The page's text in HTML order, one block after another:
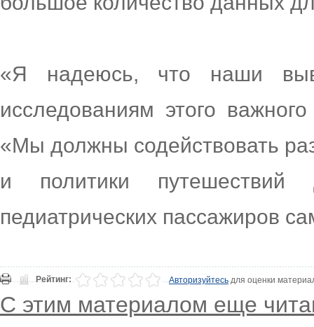
«Я надеюсь, что наши
исследованиям этого
«Мы должны содействовать
и политики
педиатрических пассажиров
Рейтинг: Авторизуйтесьдля оценки
С этим материалом еще